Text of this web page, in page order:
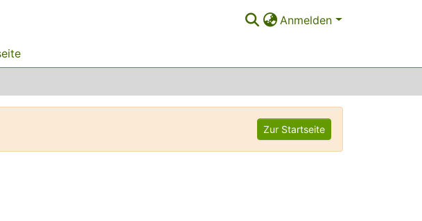
Anmelden
Zur Startseite